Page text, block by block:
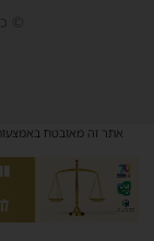
© כל
אתר זה מאובטח באמצעות reCAPTCHA וגוגל בכפוף